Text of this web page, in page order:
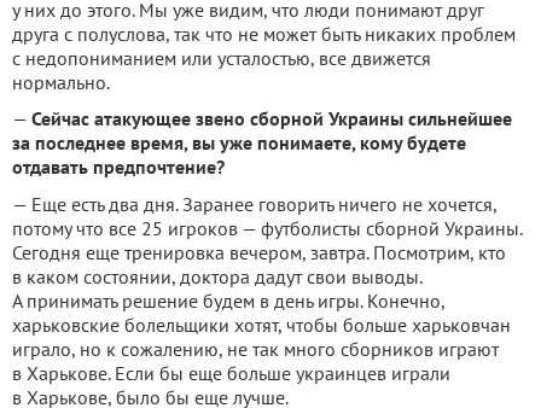
у них до этого. Мы уже видим, что люди понимают друг
друга с полуслова, так что не может быть никаких проблем
с недопониманием или усталостью, все движется
нормально.
— Сейчас атакующее звено сборной Украины сильнейшее
за последнее время, вы уже понимаете, кому будете
отдавать предпочтение?
— Еще есть два дня. Заранее говорить ничего не хочется,
потому что все 25 игроков — футболисты сборной Украины.
Сегодня еще тренировка вечером, завтра. Посмотрим, кто
в каком состоянии, доктора дадут свои выводы.
А принимать решение будем в день игры. Конечно,
харьковские болельщики хотят, чтобы больше харьковчан
играло, но к сожалению, не так много сборников играют
в Харькове. Если бы еще больше украинцев играли
в Харькове, было бы еще лучше.